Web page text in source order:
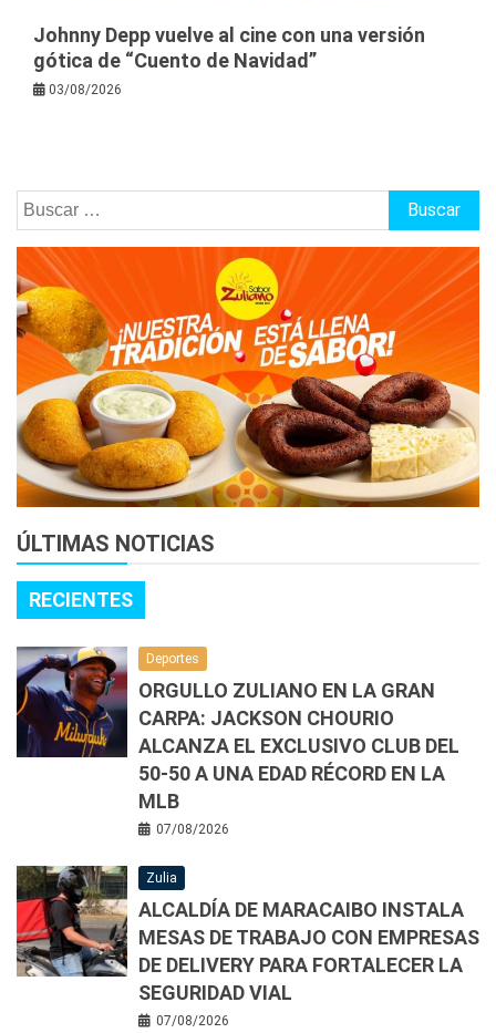
Johnny Depp vuelve al cine con una versión
gótica de “Cuento de Navidad”
03/08/2026
Buscar:
ÚLTIMAS NOTICIAS
RECIENTES
Deportes
ORGULLO ZULIANO EN LA GRAN
CARPA: JACKSON CHOURIO
ALCANZA EL EXCLUSIVO CLUB DEL
50-50 A UNA EDAD RÉCORD EN LA
MLB
07/08/2026
Zulia
ALCALDÍA DE MARACAIBO INSTALA
MESAS DE TRABAJO CON EMPRESAS
DE DELIVERY PARA FORTALECER LA
SEGURIDAD VIAL
07/08/2026